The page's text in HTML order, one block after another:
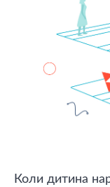
Коли дитина